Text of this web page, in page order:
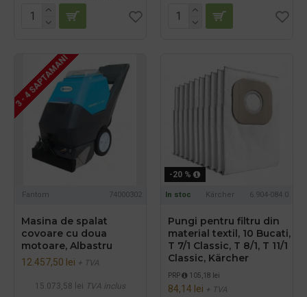
3 - 4 SAPTAMANI
Fantom 74000302
Masina de spalat
covoare cu doua
motoare, Albastru
12.457,50 lei + TVA
15.073,58 lei TVA inclus
-20 %
In stoc Kärcher 6.904-084.0
Pungi pentru filtru din
material textil, 10 Bucati,
T 7/1 Classic, T 8/1, T 11/1
Classic, Kärcher
PRP 105,18 lei
84,14 lei + TVA